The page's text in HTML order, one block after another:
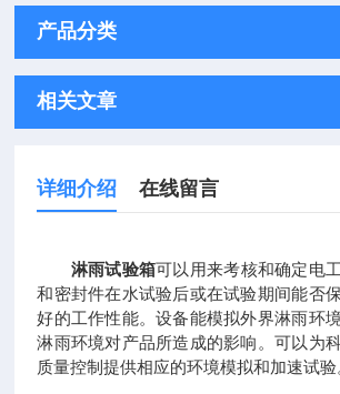
产品分类
相关文章
详细介绍 在线留言
淋雨试验箱可以用来考核和确定电
和密封件在水试验后或在试验期间能否
好的工作性能。设备能模拟外界淋雨环
淋雨环境对产品所造成的影响。可以为
质量控制提供相应的环境模拟和加速试验